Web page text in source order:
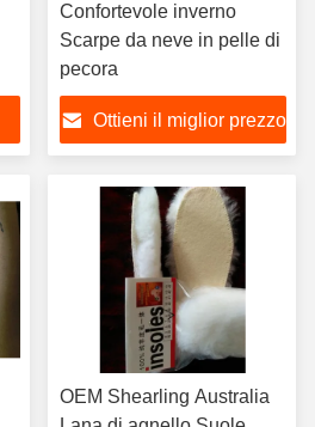
Confortevole inverno
Scarpe da neve in pelle di
pecora
Ottieni il miglior prezzo
OEM Shearling Australia